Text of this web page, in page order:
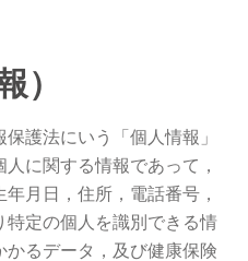
）
護法にいう「個人情報」
に関する情報であって，
月日，住所，電話番号，
定の個人を識別できる情
るデータ，及び健康保険